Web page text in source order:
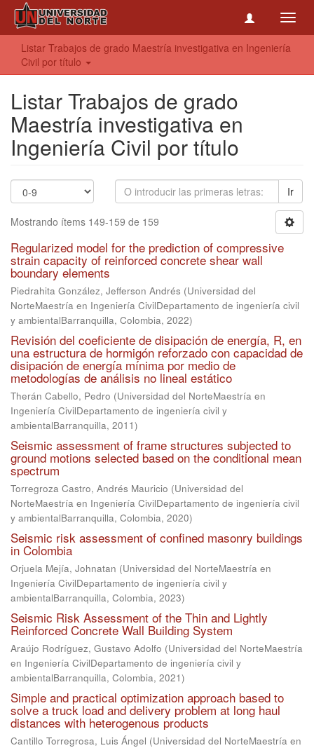
Listar Trabajos de grado Maestría investigativa en Ingeniería
Civil por título
Listar Trabajos de grado
Maestría investigativa en
Ingeniería Civil por título
Ir
Mostrando ítems 149-159 de 159
Regularized model for the prediction of compressive
strain capacity of reinforced concrete shear wall
boundary elements
Piedrahita González, Jefferson Andrés (Universidad del
NorteMaestría en Ingeniería CivilDepartamento de ingeniería civil
y ambientalBarranquilla, Colombia, 2022)
Revisión del coeficiente de disipación de energía, R, en
una estructura de hormigón reforzado con capacidad de
disipación de energía mínima por medio de
metodologías de análisis no lineal estático
Therán Cabello, Pedro (Universidad del NorteMaestría en
Ingeniería CivilDepartamento de ingeniería civil y
ambientalBarranquilla, 2011)
Seismic assessment of frame structures subjected to
ground motions selected based on the conditional mean
spectrum
Torregroza Castro, Andrés Mauricio (Universidad del
NorteMaestría en Ingeniería CivilDepartamento de ingeniería civil
y ambientalBarranquilla, Colombia, 2020)
Seismic risk assessment of confined masonry buildings
in Colombia
Orjuela Mejía, Johnatan (Universidad del NorteMaestría en
Ingeniería CivilDepartamento de ingeniería civil y
ambientalBarranquilla, Colombia, 2023)
Seismic Risk Assessment of the Thin and Lightly
Reinforced Concrete Wall Building System
Araújo Rodríguez, Gustavo Adolfo (Universidad del NorteMaestría
en Ingeniería CivilDepartamento de ingeniería civil y
ambientalBarranquilla, Colombia, 2021)
Simple and practical optimization approach based to
solve a truck load and delivery problem at long haul
distances with heterogenous products
Cantillo Torregrosa, Luis Ángel (Universidad del NorteMaestría en